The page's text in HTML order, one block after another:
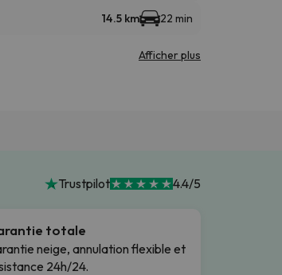
14.5 km 22 min
Afficher plus
Trustpilot 4.4/5
totale
neige, annulation flexible et
24h/24.